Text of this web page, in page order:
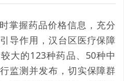
掌握药品价格信息，充分
导作用，汉台区医疗保障
大的123种药品、50种中
监测并发布，切实保障群